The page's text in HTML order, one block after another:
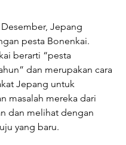
Jepang
pesta Bonenkai.
berarti “pesta
dan merupakan cara
Jepang untuk
masalah mereka dari
dan melihat dengan
yang baru.